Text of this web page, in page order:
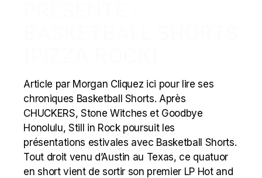
Article par Morgan Cliquez ici pour lire ses
chroniques Basketball Shorts. Après
CHUCKERS, Stone Witches et Goodbye
Honolulu, Still in Rock poursuit les
présentations estivales avec Basketball Shorts.
Tout droit venu d’Austin au Texas, ce quatuor
en short vient de sortir son premier LP Hot and